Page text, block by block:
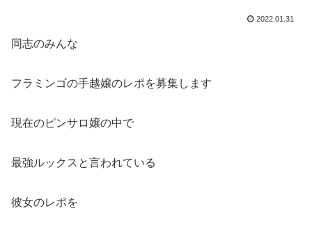
2022.01.31
同志のみんな
フラミンゴの手越嬢のレポを募集します
現在のピンサロ嬢の中で
最強ルックスと言われている
彼女のレポを